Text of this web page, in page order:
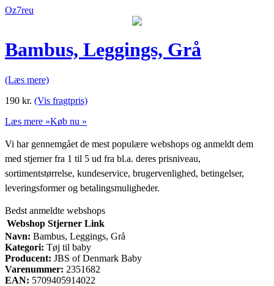
Oz7reu
Bambus, Leggings, Grå
(Læs mere)
190 kr. (Vis fragtpris)
Læs mere »Køb nu »
Vi har gennemgået de mest populære webshops og anmeldt dem
med stjerner fra 1 til 5 ud fra bl.a. deres prisniveau,
sortimentstørrelse, kundeservice, brugervenlighed, betingelser,
leveringsformer og betalingsmuligheder.
Bedst anmeldte webshops
Webshop Stjerner Link
Navn: Bambus, Leggings, Grå
Kategori: Tøj til baby
Producent: JBS of Denmark Baby
Varenummer: 2351682
EAN: 5709405914022